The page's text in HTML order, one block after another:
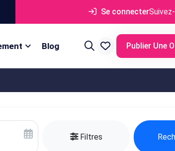
Se connecter
Blog Publier Une
Filtres